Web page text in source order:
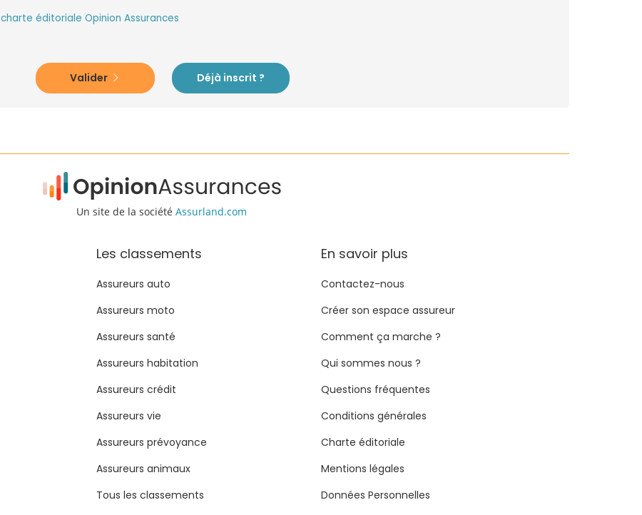
charte éditoriale Opinion Assurances
Valider Déjà inscrit ?
Un site de la société Assurland.com
Les classements
Assureurs auto
Assureurs moto
Assureurs santé
Assureurs habitation
Assureurs crédit
Assureurs vie
Assureurs prévoyance
Assureurs animaux
Tous les classements
En savoir plus
Contactez-nous
Créer son espace assureur
Comment ça marche ?
Qui sommes nous ?
Questions fréquentes
Conditions générales
Charte éditoriale
Mentions légales
Données Personnelles